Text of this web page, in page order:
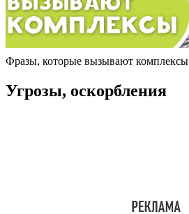
Фразы, которые вызывают
Угрозы, оскорбления